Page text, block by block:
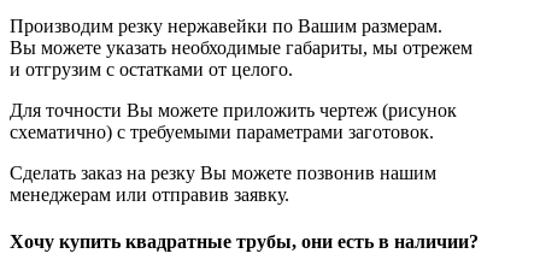
Производим резку нержавейки по Вашим размерам.
Вы можете указать необходимые габариты, мы отрежем
и отгрузим с остатками от целого.
Для точности Вы можете приложить чертеж (рисунок
схематично) с требуемыми параметрами заготовок.
Сделать заказ на резку Вы можете позвонив нашим
менеджерам или отправив заявку.
Хочу купить квадратные трубы, они есть в наличии?